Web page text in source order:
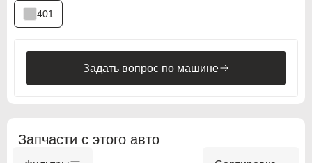
401
Задать вопрос по машине
Запчасти с этого авто